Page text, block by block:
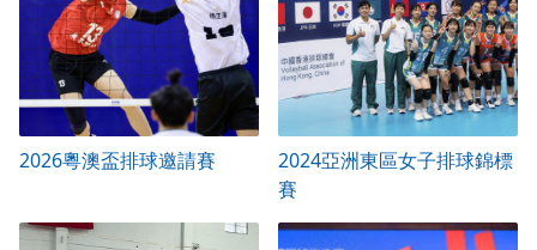
2026粵澳盃排球邀請賽
2024亞洲東區女子排球錦標
賽